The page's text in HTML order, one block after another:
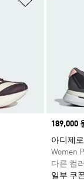
Price
189,000
아디제
Women
다른 컬러
일부 쿠